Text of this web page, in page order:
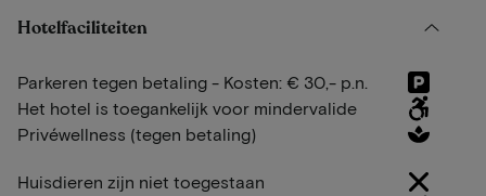
Hotelfaciliteiten
Parkeren tegen betaling - Kosten: € 30,- p.n.
Het hotel is toegankelijk voor mindervalide
Privéwellness (tegen betaling)
Huisdieren zijn niet toegestaan